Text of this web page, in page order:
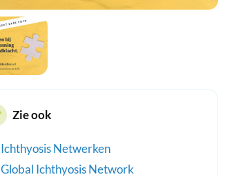
Zie ook
Ichthyosis Netwerken
Global Ichthyosis Network